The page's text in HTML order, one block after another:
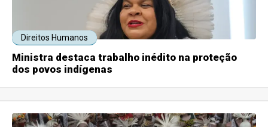
Direitos Humanos
Ministra destaca trabalho inédito na proteção
dos povos indígenas